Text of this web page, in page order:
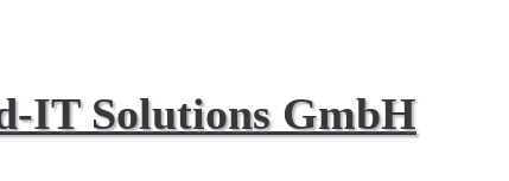
IT Solutions GmbH